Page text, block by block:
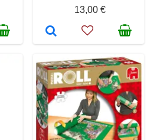
13,00 €